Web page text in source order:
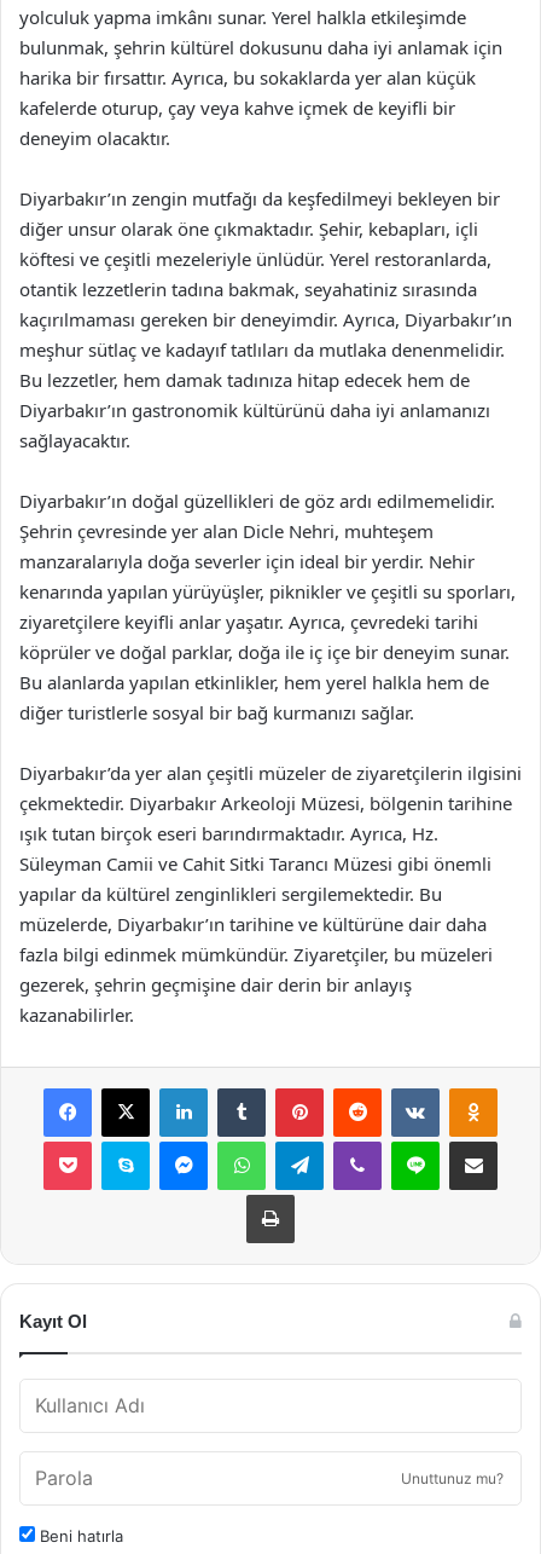
yolculuk yapma imkânı sunar. Yerel halkla etkileşimde
bulunmak, şehrin kültürel dokusunu daha iyi anlamak için
harika bir fırsattır. Ayrıca, bu sokaklarda yer alan küçük
kafelerde oturup, çay veya kahve içmek de keyifli bir
deneyim olacaktır.
Diyarbakır’ın zengin mutfağı da keşfedilmeyi bekleyen bir
diğer unsur olarak öne çıkmaktadır. Şehir, kebapları, içli
köftesi ve çeşitli mezeleriyle ünlüdür. Yerel restoranlarda,
otantik lezzetlerin tadına bakmak, seyahatiniz sırasında
kaçırılmaması gereken bir deneyimdir. Ayrıca, Diyarbakır’ın
meşhur sütlaç ve kadayıf tatlıları da mutlaka denenmelidir.
Bu lezzetler, hem damak tadınıza hitap edecek hem de
Diyarbakır’ın gastronomik kültürünü daha iyi anlamanızı
sağlayacaktır.
Diyarbakır’ın doğal güzellikleri de göz ardı edilmemelidir.
Şehrin çevresinde yer alan Dicle Nehri, muhteşem
manzaralarıyla doğa severler için ideal bir yerdir. Nehir
kenarında yapılan yürüyüşler, piknikler ve çeşitli su sporları,
ziyaretçilere keyifli anlar yaşatır. Ayrıca, çevredeki tarihi
köprüler ve doğal parklar, doğa ile iç içe bir deneyim sunar.
Bu alanlarda yapılan etkinlikler, hem yerel halkla hem de
diğer turistlerle sosyal bir bağ kurmanızı sağlar.
Diyarbakır’da yer alan çeşitli müzeler de ziyaretçilerin ilgisini
çekmektedir. Diyarbakır Arkeoloji Müzesi, bölgenin tarihine
ışık tutan birçok eseri barındırmaktadır. Ayrıca, Hz.
Süleyman Camii ve Cahit Sitki Tarancı Müzesi gibi önemli
yapılar da kültürel zenginlikleri sergilemektedir. Bu
müzelerde, Diyarbakır’ın tarihine ve kültürüne dair daha
fazla bilgi edinmek mümkündür. Ziyaretçiler, bu müzeleri
gezerek, şehrin geçmişine dair derin bir anlayış
kazanabilirler.
Facebook
X LinkedInTumblr PinterestReddit VKontakte
Pocket Skype MessengerWhatsAppTelegramViber Line E-Posta ile
Yazdır
Kayıt Ol
Unuttunuz mu?
Beni hatırla